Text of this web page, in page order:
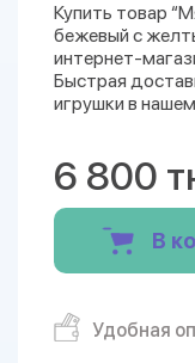
Купить товар
бежевый с
интернет-
Быстрая
игрушки в
6 800
В
Удобная